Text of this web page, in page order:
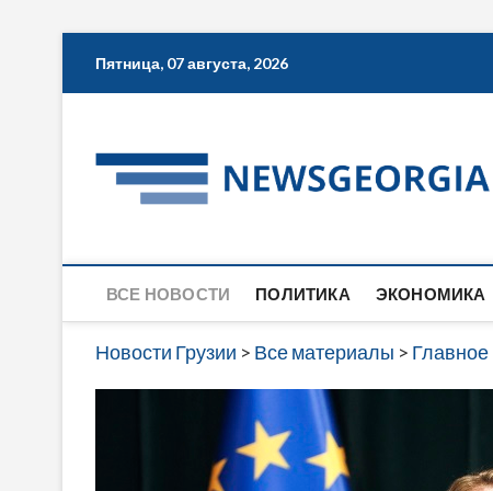
Пятница, 07 августа, 2026
ВСЕ НОВОСТИ ПОЛИТИКА ЭКОНОМИКА
Новости Грузии > Все материалы > Главное